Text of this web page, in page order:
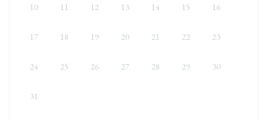
10 11 12 13 14 15 16
17 18 19 20 21 22 23
24 25 26 27 28 29 30
31